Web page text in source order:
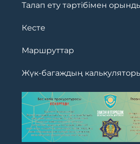
Талап ету тәртібімен
Кесте
Маршруттар
Жүк-багаждың